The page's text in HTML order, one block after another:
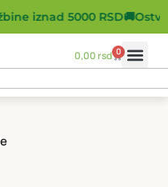
iznad 5000 RSD🚚
0,00rsd 0